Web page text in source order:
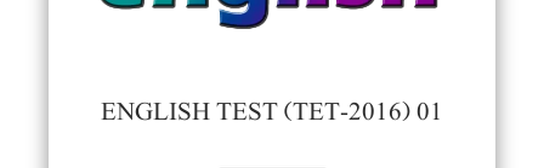
ENGLISH TEST (TET-2016) 01